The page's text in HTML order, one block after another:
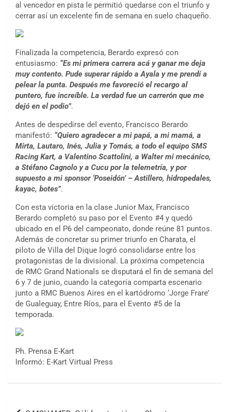
al vencedor en pista le permitió quedarse con el triunfo y
cerrar así un excelente fin de semana en suelo chaqueño.
Finalizada la competencia, Berardo expresó con
entusiasmo: “Es mi primera carrera acá y ganar me deja
muy contento. Pude superar rápido a Ayala y me prendí a
pelear la punta. Después me favoreció el recargo al
puntero, fue increíble. La verdad fue un carrerón que me
dejó en el podio”.
Antes de despedirse del evento, Francisco Berardo
manifestó: “Quiero agradecer a mi papá, a mi mamá, a
Mirta, Lautaro, Inés, Julia y Tomás, a todo el equipo SMS
Racing Kart, a Valentino Scattolini, a Walter mi mecánico,
a Stéfano Cagnolo y a Cucu por la telemetría, y por
supuesto a mi sponsor ‘Poseidón’ – Astillero, hidropedales,
kayac, botes”.
Con esta victoria en la clase Junior Max, Francisco
Berardo completó su paso por el Evento #4 y quedó
ubicado en el P6 del campeonato, donde reúne 81 puntos.
Además de concretar su primer triunfo en Charata, el
piloto de Villa del Dique logró consolidarse entre los
protagonistas de la divisional. La próxima competencia
de RMC Grand Nationals se disputará el fin de semana del
6 y 7 de junio, cuando la categoría comparta escenario
junto a RMC Buenos Aires en el kartódromo ‘Jorge Frare’
de Gualeguay, Entre Ríos, para el Evento #5 de la
temporada.
Ph. Prensa E-Kart
Informó: E-Kart Virtual Press
Navegación
COBERTURA ESPECIAL DE E-KART.COM.AR
08/09-AGO
IAME SERIES ARGENTINA 6
Baradero (Buenos Aires)
KDO - F6
Ciudad de Trenque Lauquen (Asfalto)
Trenque Lauquen (Buenos Aires)
ENTRERRIANO - F6 (POSTERGADA)
Parque de la Velocidad (Asfalto)
Villaguay (Entre Ríos)
VICTORIENSE - F7
El Cerro (Tierra)
Victoria (Entre Ríos)
PATAGONICO - F6
Moto Club Reginense (Tierra)
Gral. E. Godoy (Río Negro)